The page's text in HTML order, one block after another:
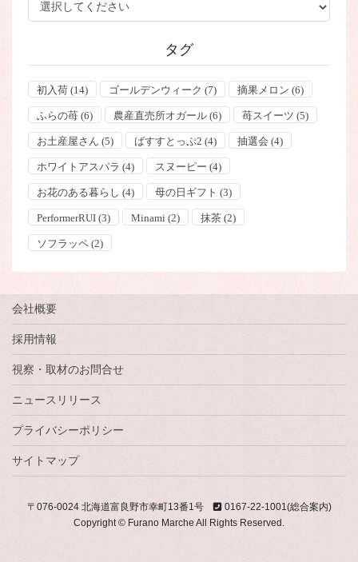
タグ
初入荷(14) ゴールデンウィーク (7) 摘果メロン (6)
ふらの苺(6) 農産直売所オガール(6) 苺スイーツ (5)
お土産屋さん (5) ばすすとっぷ2 (4) 抽選会 (4)
ホワイトアスパラ (4) スヌーピー (4)
お花のある暮らし (4) 母の日ギフト (3)
PerformerRUI(3) Minami (2) 抹茶(2)
ソフラッペ(2)
会社概要
採用情報
視察・取材のお問合せ
ニュースリリース
プライバシーポリシー
サイトマップ
〒076-0024 北海道富良野市幸町13番1号
0167-22-1001(総合案内)
Copyright © Furano Marche All Rights Reserved.